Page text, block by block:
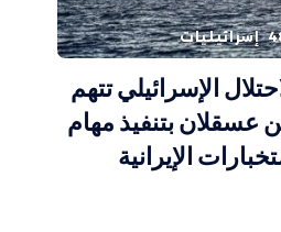
إسرائيليات
الإسرائيلي تتهم
بتنفيذ مهام
الإيرانية